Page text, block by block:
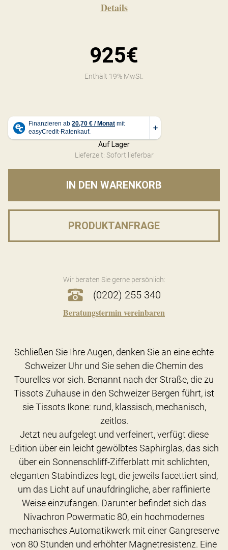
Details
925€
Enthält 19% MwSt.
Auf Lager
Lieferzeit: Sofort lieferbar
IN DEN WARENKORB
PRODUKTANFRAGE
Wir beraten Sie gerne persönlich:
(0202) 255 340
Beratungstermin vereinbaren
Schließen Sie Ihre Augen, denken Sie an eine echte
Schweizer Uhr und Sie sehen die Chemin des
Tourelles vor sich. Benannt nach der Straße, die zu
Tissots Zuhause in den Schweizer Bergen führt, ist
sie Tissots Ikone: rund, klassisch, mechanisch,
zeitlos.
Jetzt neu aufgelegt und verfeinert, verfügt diese
Edition über ein leicht gewölbtes Saphirglas, das sich
über ein Sonnenschliff-Zifferblatt mit schlichten,
eleganten Stabindizes legt, die jeweils facettiert sind,
um das Licht auf unaufdringliche, aber raffinierte
Weise einzufangen. Darunter befindet sich das
Nivachron Powermatic 80, ein hochmodernes
mechanisches Automatikwerk mit einer Gangreserve
von 80 Stunden und erhöhter Magnetresistenz. Eine